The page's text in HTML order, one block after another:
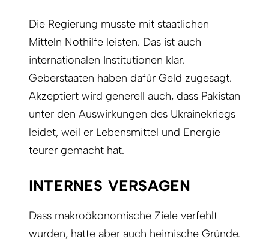
Die Regierung musste mit staatlichen
Mitteln Nothilfe leisten. Das ist auch
internationalen Institutionen klar.
Geberstaaten haben dafür Geld zugesagt.
Akzeptiert wird generell auch, dass Pakistan
unter den Auswirkungen des Ukrainekriegs
leidet, weil er Lebensmittel und Energie
teurer gemacht hat.
INTERNES VERSAGEN
Dass makroökonomische Ziele verfehlt
wurden, hatte aber auch heimische Gründe.